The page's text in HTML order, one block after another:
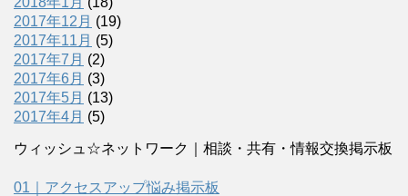
2017年12月 (19)
2017年11月 (5)
2017年7月 (2)
2017年6月 (3)
2017年5月 (13)
2017年4月 (5)
ウィッシュ☆ネットワーク｜相談・共有・情報交換掲示板
01｜アクセスアップ悩み掲示板